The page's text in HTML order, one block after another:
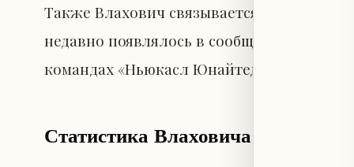
Также Влахович связывается с другими
недавно появлялось в сообщениях о
командах «Ньюкасл Юнайтед» и
Статистика Влаховича в